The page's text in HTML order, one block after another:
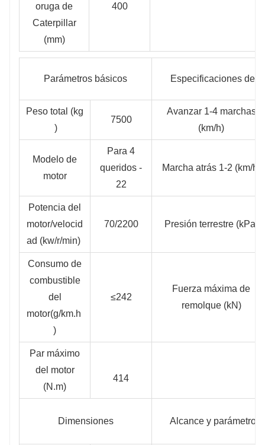
oruga de
Caterpillar
(mm)
400
Parámetros básicos Especificaciones de
Peso total (kg
)
7500
Avanzar 1-4 marchas
(km/h)
Modelo de
motor
Para 4
queridos -
22
Marcha atrás 1-2 (km/h)
Potencia del
motor/velocid
ad (kw/r/min)
70/2200 Presión terrestre (kPa)
Consumo de
combustible
del
motor(g/km.h
)
≤242
Fuerza máxima de
remolque (kN)
Par máximo
del motor
(N.m)
414
Dimensiones Alcance y parámetros